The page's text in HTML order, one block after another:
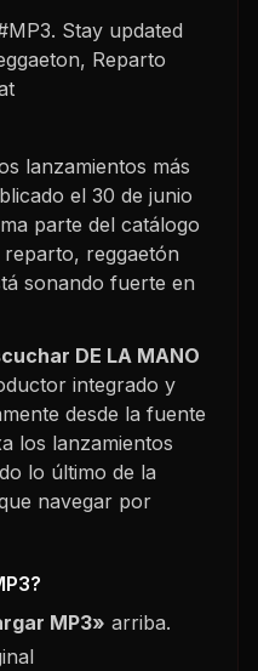
Stay updated
Reparto
lanzamientos más
el 30 de junio
parte del catálogo
reggaetón
sonando fuerte en
DE LA MANO
integrado y
desde la fuente
los lanzamientos
lo último de la
navegar por
MP3» arriba.